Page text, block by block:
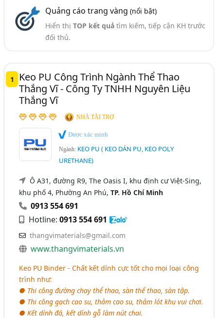
Quảng cáo trang vàng (nổi bật)
Hiển thị TOP kết quảtìm kiếm, tiếp cận KH trước
đối thủ.
1
Keo PU Công Trình Ngành Thể Thao
Thắng Vĩ - Công Ty TNHH Nguyên Liệu
Thắng Vĩ
NHÀ TÀI TRỢ
Được xác minh
Ngành: KEO PU ( KEO DÁN PU, KEO POLY
URETHANE)
Ô A31, đường R9, The Oasis I, khu định cư Việt-Sing,
khu phố 4, Phường An Phú,TP. Hồ Chí Minh
0913 554 691
Hotline:0913 554 691
thangvimaterials@gmail.com
www.thangvimaterials.vn
Keo PU Binder - Chất kết dính cực tốt cho mọi loại công
trình như:
● Thi công đường chạy thể thao, sàn thể thao, sàn tập.
● Thi công gạch cao su, thảm cao su, thảm lót khu vui chơi.
● Kết dính đá, kết dính gỗ làm nút chai.